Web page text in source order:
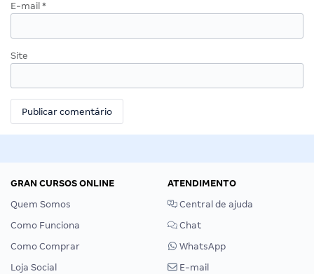
E-mail *
Site
GRAN CURSOS ONLINE
Quem Somos
Como Funciona
Como Comprar
Loja Social
ATENDIMENTO
Central de ajuda
Chat
WhatsApp
E-mail